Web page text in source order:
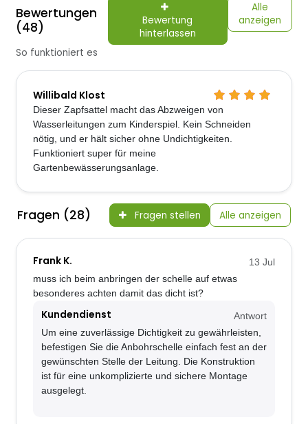
Bewertungen
(48)
Bewertung
hinterlassen
Alle
anzeigen
So funktioniert es
Willibald Klost
Dieser Zapfsattel macht das Abzweigen von
Wasserleitungen zum Kinderspiel. Kein Schneiden
nötig, und er hält sicher ohne Undichtigkeiten.
Funktioniert super für meine
Gartenbewässerungsanlage.
Fragen (28) Fragen stellen Alle anzeigen
Frank K.
13 Jul
muss ich beim anbringen der schelle auf etwas
besonderes achten damit das dicht ist?
Kundendienst
Antwort
Um eine zuverlässige Dichtigkeit zu gewährleisten,
befestigen Sie die Anbohrschelle einfach fest an der
gewünschten Stelle der Leitung. Die Konstruktion
ist für eine unkomplizierte und sichere Montage
ausgelegt.